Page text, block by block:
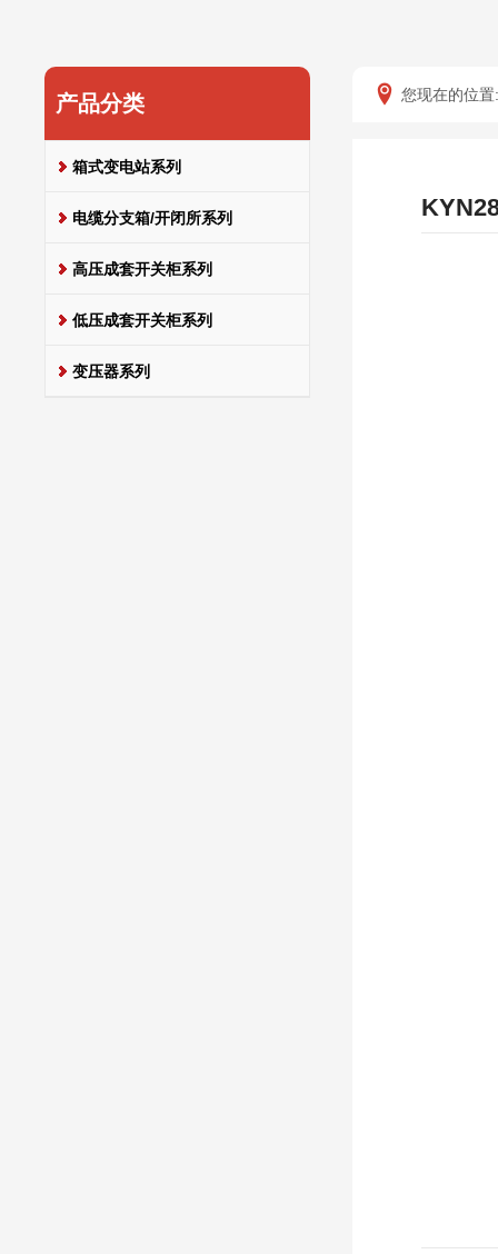
产品分类
箱式变电站系列
电缆分支箱/开闭所系列
高压成套开关柜系列
低压成套开关柜系列
变压器系列
您现在的位置